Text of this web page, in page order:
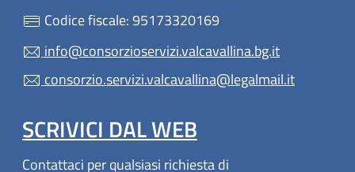
Codice fiscale: 95173320169
info@consorzioservizi.valcavallina.bg.it
consorzio.servizi.valcavallina@legalmail.it
SCRIVICI DAL WEB
Contattaci per qualsiasi richiesta di